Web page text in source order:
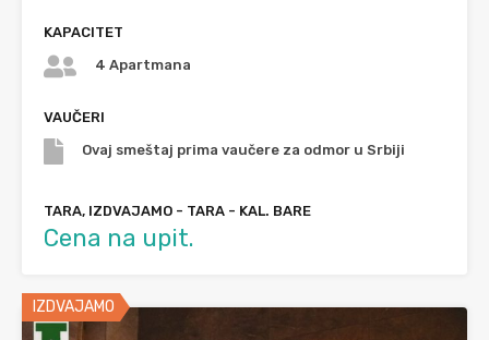
KAPACITET
4 Apartmana
VAUČERI
Ovaj smeštaj prima vaučere za odmor u Srbiji
TARA, IZDVAJAMO - TARA - KAL. BARE
Cena na upit.
IZDVAJAMO